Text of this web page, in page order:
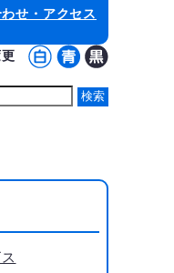
せ・アクセス